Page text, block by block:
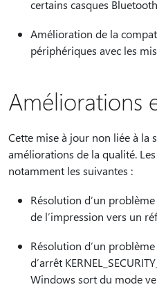
certains casques
Amélioration de la
périphériques avec les
Améliorations
Cette mise à jour non liée à la
améliorations de la qualité.
notamment les suivantes :
Résolution d’un
de l’impression vers un
Résolution d’un
d’arrêt
Windows sort du mode